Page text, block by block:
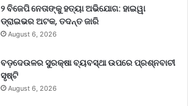
୨ ବିଜେପି ନେତାଙ୍କୁ ହତ୍ୟା ଅଭିଯୋଗ: ହାଇୱା
ଡ୍ରାଇଭର ଅଟକ, ତଦନ୍ତ ଜାରି
August 6, 2026
ବଡ଼ଦେଉଳର ସୁରକ୍ଷା ବ୍ୟବସ୍ଥା ଉପରେ ପ୍ରଶ୍ନବାଚୀ
ସୃଷ୍ଟି
August 6, 2026